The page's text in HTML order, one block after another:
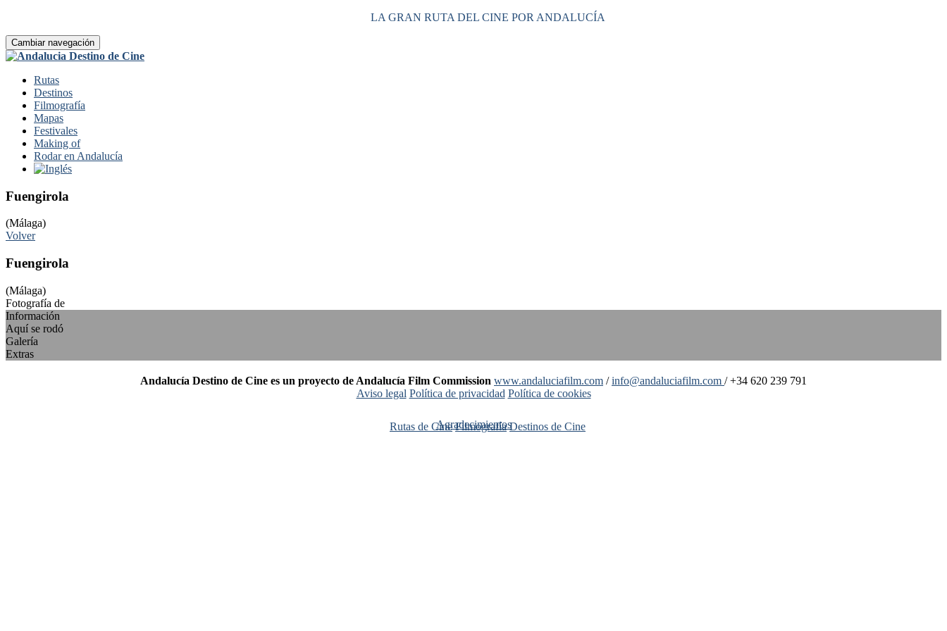
LA GRAN RUTA DEL CINE POR ANDALUCÍA
Cambiar navegación
Rutas
Destinos
Filmografía
Mapas
Festivales
Making of
Rodar en Andalucía
Fuengirola
(Málaga)
Volver
Fuengirola
(Málaga)
Fotografía de
Información
Aquí se rodó
Galería
Extras
Andalucía Destino de Cine es un proyecto de Andalucía Film Commission www.andaluciafilm.com /info@andaluciafilm.com / +34 620 239 791
Aviso legal Política de privacidad Política de cookies
Agradecimientos
Rutas de Cine Filmografía Destinos de Cine